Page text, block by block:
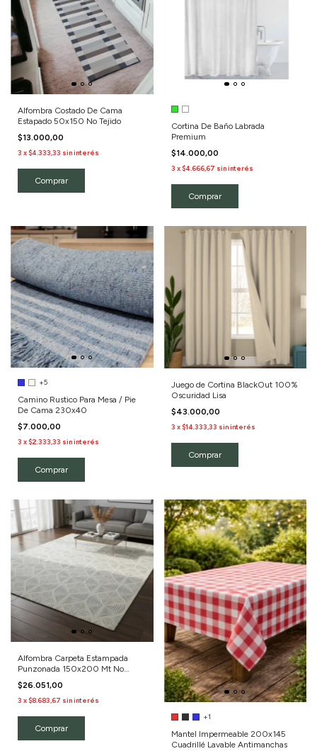
Alfombra Costado De Cama
Estapado 50x150 No Tejido
$13.000,00
3 x$4.333,33 sin interés
Comprar
Cortina De Baño Labrada
Premium
$14.000,00
3 x$4.666,67 sin interés
Comprar
+5
Camino Rustico Para Mesa / Pie
De Cama 230x40
$7.000,00
3 x$2.333,33 sin interés
Comprar
Juego de Cortina BlackOut 100%
Oscuridad Lisa
$43.000,00
3 x$14.333,33 sin interés
Comprar
Alfombra Carpeta Estampada
Punzonada 150x200 Mt No
Tejida
$26.051,00
3 x$8.683,67 sin interés
Comprar
+1
Mantel Impermeable 200x145
Cuadrillé Lavable Antimanchas